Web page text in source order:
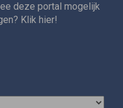
deze portal mogelijk
Klik hier!